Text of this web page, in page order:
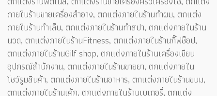
ภายในร้านขายเครื่องสำอาง, ตกแต่งภายในร้านทำผม, ตกแต่ง
ภายในร้านทำเล็บ, ตกแต่งภายในร้านทำสปา, ตกแต่งภายในร้าน
นวด, ตกแต่งภายในร้านFitness, ตกแต่งภายในร้านกิ๊ฟช็อป,
ตกแต่งภายในร้านGilf shop, ตกแต่งภายในร้านเครื่องเขียน
อุปกรณ์สำนักงาน, ตกแต่งภายในร้านขายยา, ตกแต่งภายใน
โชว์รูมสินค้า, ตกแต่งภายในร้านอาหาร, ตกแต่งภายในร้านขนม,
ตกแต่งภายในร้านเค้ก, ตกแต่งภายในร้านเบเกอรี่, ตกแต่ง